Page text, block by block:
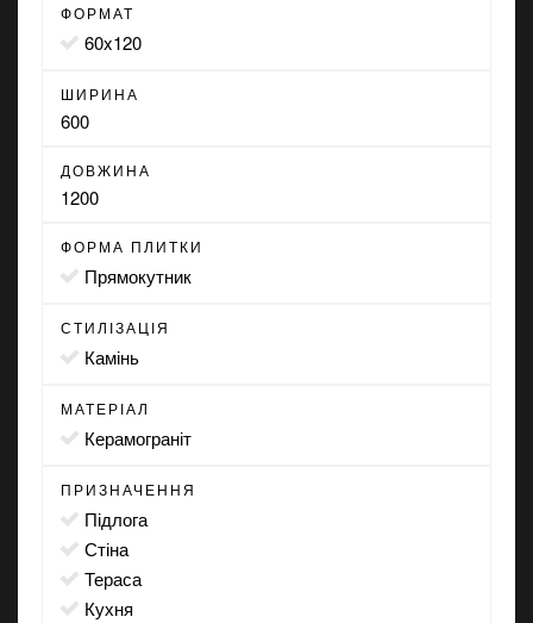
ФОРМАТ
60x120
ШИРИНА
600
ДОВЖИНА
1200
ФОРМА ПЛИТКИ
прямокутник
СТИЛІЗАЦІЯ
камінь
МАТЕРІАЛ
Керамограніт
ПРИЗНАЧЕННЯ
підлога
стіна
тераса
кухня